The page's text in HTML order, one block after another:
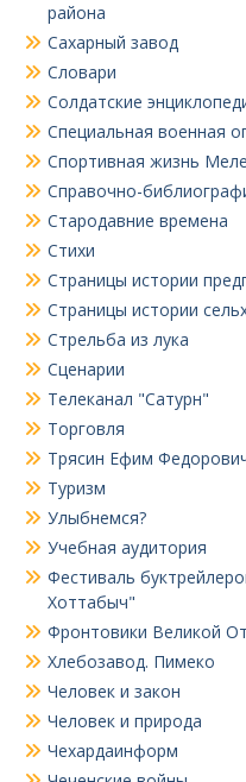
района
Сахарный завод
Словари
Солдатские
Специальная военная
Спортивная жизнь
Справочно-
Стародавние времена
Стихи
Страницы истории
Страницы истории
Стрельба из лука
Сценарии
Телеканал "Сатурн"
Торговля
Трясин Ефим
Туризм
Улыбнемся?
Учебная аудитория
Фестиваль
Хоттабыч"
Фронтовики Великой
Хлебозавод. Пимеко
Человек и закон
Человек и природа
Чехардаинформ